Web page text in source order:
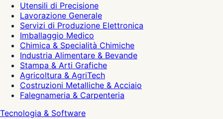
Utensili di Precisione
Lavorazione Generale
Servizi di Produzione Elettronica
Imballaggio Medico
Chimica & Specialità Chimiche
Industria Alimentare & Bevande
Stampa & Arti Grafiche
Agricoltura & AgriTech
Costruzioni Metalliche & Acciaio
Falegnameria & Carpenteria
Tecnologia & Software